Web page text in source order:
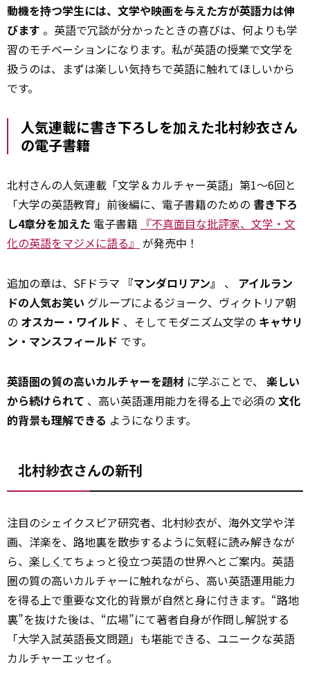
動機を持つ学生には、文学や映画を与えた方が英語力は伸
びます 。英語で冗談が分かったときの喜びは、何よりも学
習のモチベーションになります。私が英語の授業で文学を
扱うのは、まずは楽しい気持ちで英語に触れてほしいから
です。
人気連載に書き下ろしを加えた北村紗衣さん
の電子書籍
北村さんの人気連載「文学＆カルチャー英語」第1～6回と
「大学の英語教育」前後編に、電子書籍のための 書き下ろ
し4章分を加えた 電子書籍 『不真面目な批評家、文学・文
化の英語をマジメに語る』 が発売中！
追加の章は、SFドラマ 『マンダロリアン』 、 アイルラン
ドの人気お笑い グループによるジョーク、ヴィクトリア朝
の オスカー・ワイルド 、そしてモダニズム文学の キャサリ
ン・マンスフィールド です。
英語圏の質の高いカルチャーを題材 に学ぶことで、 楽しい
から続けられて 、高い英語運用能力を得る上で必須の 文化
的背景も理解できる ようになります。
北村紗衣さんの新刊
注目のシェイクスピア研究者、北村紗衣が、海外文学や洋
画、洋楽を、路地裏を散歩するように気軽に読み解きなが
ら、 楽しく てちょっと役立つ英語の世界へとご案内。英語
圏の質の高いカルチャーに触れながら、高い英語運用能力
を得る上で重要な文化的背景が自然と身に付きます。“路地
裏”を抜けた後は、“広場”にて著者自身が作問し解説する
「大学入試英語長文問題」も堪能できる、ユニークな英語
カルチャーエッセイ。